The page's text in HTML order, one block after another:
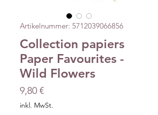
Artikelnummer: 5712039066856
Collection papiers
Paper Favourites -
Wild Flowers
9,80 €Preis
inkl. MwSt.